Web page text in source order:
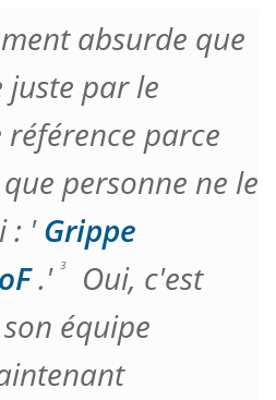
absurde que
juste par le
parce
personne ne le
: 'Grippe
.' 3
Oui, c'est
équipe